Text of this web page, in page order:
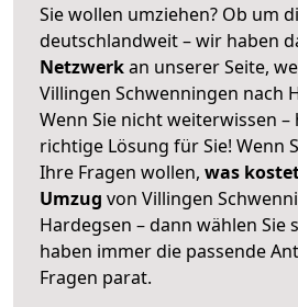
Sie wollen umziehen? Ob um
deutschlandweit – wir haben
Netzwerkan unserer Seite,
Villingen Schwenningen nach
Wenn Sie nicht weiterwissen
richtige Lösung für Sie! Wenn
Ihre Fragen wollen, was
Umzug von Villingen
Hardegsen – dann wählen Sie
haben immer die passende
Fragen parat.